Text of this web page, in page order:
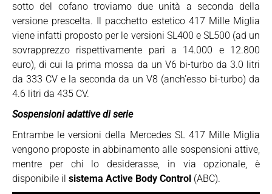
sotto del cofano troviamo due unità a seconda della
versione prescelta. Il pacchetto estetico 417 Mille Miglia
viene infatti proposto per le versioni SL400 e SL500 (ad un
sovrapprezzo rispettivamente pari a 14.000 e 12.800
euro), di cui la prima mossa da un V6 bi-turbo da 3.0 litri
da 333 CV e la seconda da un V8 (anch’esso bi-turbo) da
4.6 litri da 435 CV.
Sospensioni adattive di serie
Entrambe le versioni della Mercedes SL 417 Mille Miglia
vengono proposte in abbinamento alle sospensioni attive,
mentre per chi lo desiderasse, in via opzionale, è
disponibile il sistema Active Body Control (ABC).